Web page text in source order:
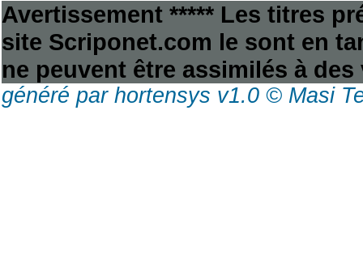
Avertissement ***** Les titres
site Scriponet.com le sont en
ne peuvent être assimilés à
généré par hortensys v1.0 © Masi